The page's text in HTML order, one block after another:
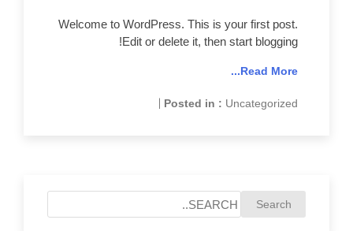
Welcome to WordPress. This is your first post.
Edit or delete it, then start blogging!
Read More...
Posted in : Uncategorized